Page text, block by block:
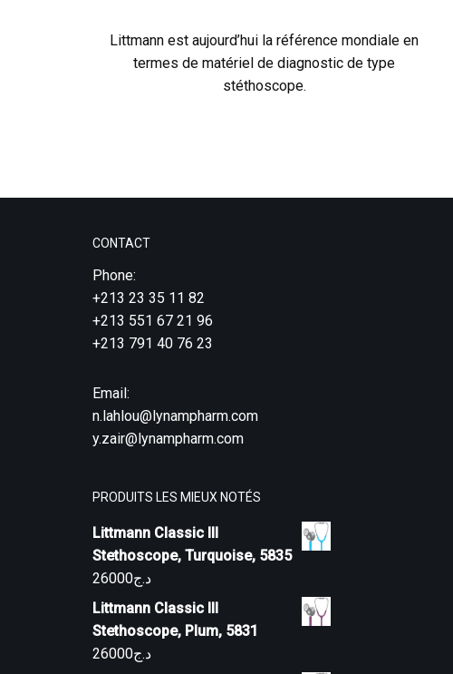
Littmann est aujourd’hui la référence mondiale en
termes de matériel de diagnostic de type
stéthoscope.
CONTACT
Phone:
+213 23 35 11 82
+213 551 67 21 96
+213 791 40 76 23
Email:
n.lahlou@lynampharm.com
y.zair@lynampharm.com
PRODUITS LES MIEUX NOTÉS
Littmann Classic III
Stethoscope, Turquoise, 5835
د.ج26000
Littmann Classic III
Stethoscope, Plum, 5831
د.ج26000